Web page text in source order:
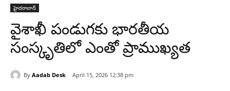
హైదరాబాద్‌
వైశాఖీ పండుగకు భారతీయ
సంస్కృతిలో ఎంతో ప్రాముఖ్యత
By Aadab Desk April 15, 2026 12:38 pm